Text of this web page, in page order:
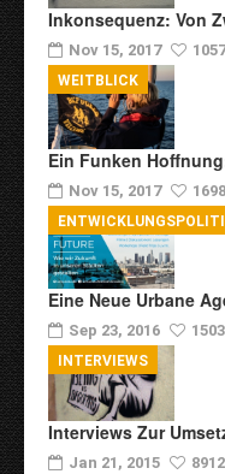
Inkonsequenz: Von
Nov 15, 2017
Ein Funken
Nov 15, 2017
WEITBLICK
Eine Neue Urbane
Sep 23, 2016
Interviews Zur
Jan 21, 2015 8912
INTERVIEWS